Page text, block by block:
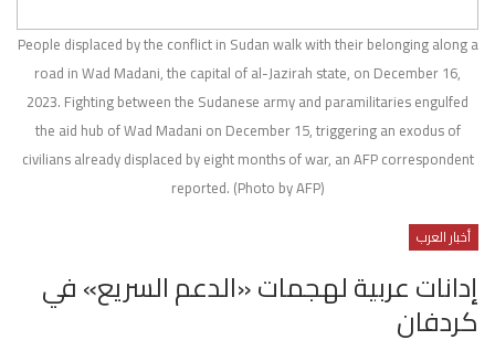
People displaced by the conflict in Sudan walk with their belonging along a
road in Wad Madani, the capital of al-Jazirah state, on December 16,
2023. Fighting between the Sudanese army and paramilitaries engulfed
the aid hub of Wad Madani on December 15, triggering an exodus of
civilians already displaced by eight months of war, an AFP correspondent
reported. (Photo by AFP)
أخبار العرب
إدانات عربية لهجمات «الدعم السريع» في
كردفان